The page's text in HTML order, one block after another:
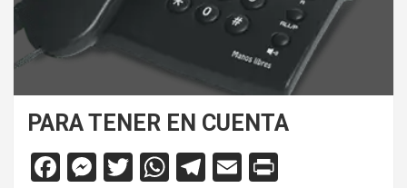
PARA TENER EN CUENTA
F
M T
W T
E